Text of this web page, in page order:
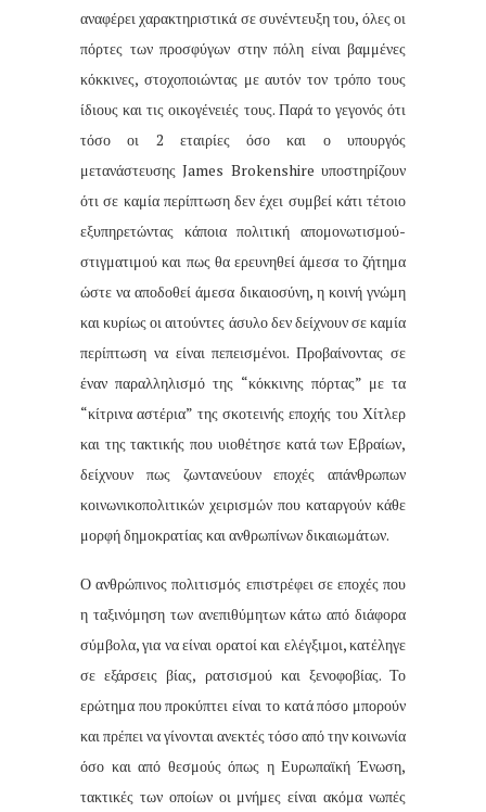
αναφέρει χαρακτηριστικά σε συνέντευξη του, όλες οι
πόρτες των προσφύγων στην πόλη είναι βαμμένες
κόκκινες, στοχοποιώντας με αυτόν τον τρόπο τους
ίδιους και τις οικογένειές τους. Παρά το γεγονός ότι
τόσο οι 2 εταιρίες όσο και ο υπουργός
μετανάστευσης James Brokenshire υποστηρίζουν
ότι σε καμία περίπτωση δεν έχει συμβεί κάτι τέτοιο
εξυπηρετώντας κάποια πολιτική απομονωτισμού-
στιγματιμού και πως θα ερευνηθεί άμεσα το ζήτημα
ώστε να αποδοθεί άμεσα δικαιοσύνη, η κοινή γνώμη
και κυρίως οι αιτούντες άσυλο δεν δείχνουν σε καμία
περίπτωση να είναι πεπεισμένοι. Προβαίνοντας σε
έναν παραλληλισμό της “κόκκινης πόρτας” με τα
“κίτρινα αστέρια” της σκοτεινής εποχής του Χίτλερ
και της τακτικής που υιοθέτησε κατά των Εβραίων,
δείχνουν πως ζωντανεύουν εποχές απάνθρωπων
κοινωνικοπολιτικών χειρισμών που καταργούν κάθε
μορφή δημοκρατίας και ανθρωπίνων δικαιωμάτων.
Ο ανθρώπινος πολιτισμός επιστρέφει σε εποχές που
η ταξινόμηση των ανεπιθύμητων κάτω από διάφορα
σύμβολα, για να είναι ορατοί και ελέγξιμοι, κατέληγε
σε εξάρσεις βίας, ρατσισμού και ξενοφοβίας. Το
ερώτημα που προκύπτει είναι το κατά πόσο μπορούν
και πρέπει να γίνονται ανεκτές τόσο από την κοινωνία
όσο και από θεσμούς όπως η Ευρωπαϊκή Ένωση,
τακτικές των οποίων οι μνήμες είναι ακόμα νωπές